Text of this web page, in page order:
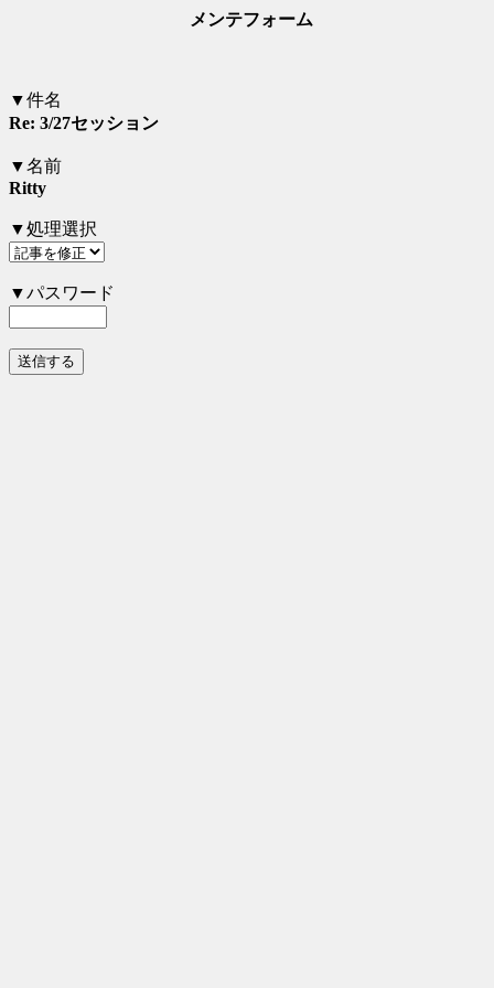
メンテフォーム
▼件名
Re: 3/27セッション
▼名前
Ritty
▼処理選択
▼パスワード